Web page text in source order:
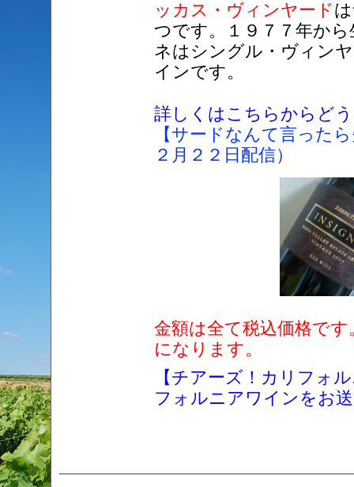
ッカス・ヴィンヤード
つです。１９７７年か
ネはシングル・ヴィン
インです。
詳しくはこちらからど
【サードなんて言った
２月２２日配信）
金額は全て税込価格です
になります。
【チアーズ！カリフォ
フォルニアワインをお